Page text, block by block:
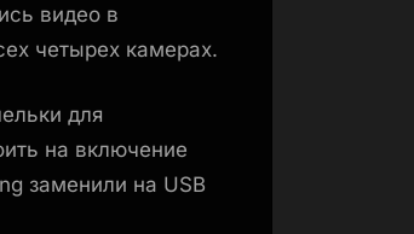
видео в
четырех камерах.
для
на включение
заменили на USB